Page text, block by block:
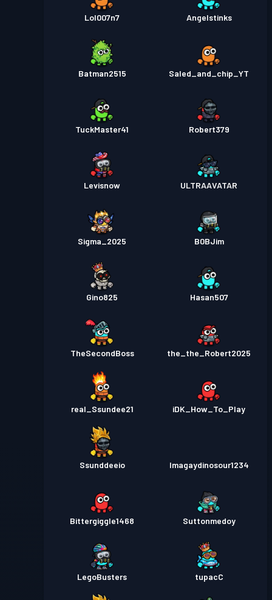
Lol007n7 Angelstinks
Batman2515 Saled_and_chip_YT
TuckMaster41 Robert379
Levisnow ULTRAAVATAR
Sigma_2025 B0BJim
Gino825 Hasan507
TheSecondBoss the_the_Robert2025
real_Ssundee21 iDK_How_To_Play
Ssunddeeio Imagaydinosour1234
Bittergiggle1468 Suttonmedoy
LegoBusters tupacC